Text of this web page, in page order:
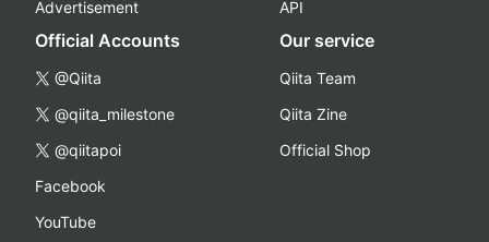
Advertisement
API
Official Accounts
@Qiita
@qiita_milestone
@qiitapoi
Facebook
YouTube
Our service
Qiita Team
Qiita Zine
Official Shop